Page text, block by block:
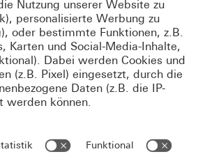
steht die dringliche
Standards nicht nur in
und Dienstvereinbarungen zu
parallel softwaretechnisch in
und
implementiert werden. Dieser